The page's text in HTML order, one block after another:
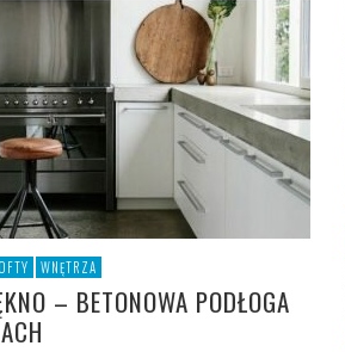
WNĘTRZA
– BETONOWA PODŁOGA